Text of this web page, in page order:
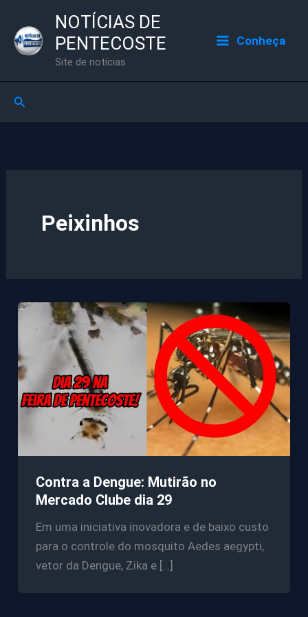
para
NOTÍCIAS DE
PENTECOSTE
Site de notícias
Conheça
Pesquisar
Peixinhos
Contra a Dengue: Mutirão no
Mercado Clube dia 29
Em uma iniciativa inovadora e de baixo custo
para o controle do mosquito Aedes aegypti,
vetor da Dengue, Zika e […]